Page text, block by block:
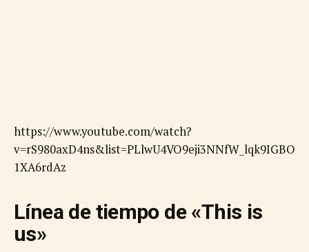
https://www.youtube.com/watch?
v=rS980axD4ns&list=PLlwU4VO9eji3NNfW_lqk9IGBO
1XA6rdAz
Línea de tiempo de «This is
us»